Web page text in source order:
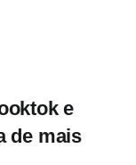
e
de mais